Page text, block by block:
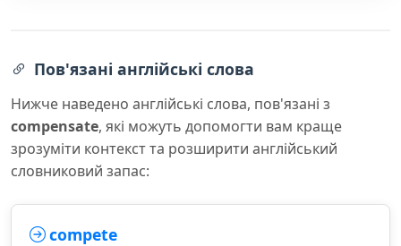
Пов'язані англійські слова
Нижче наведено англійські слова, пов'язані з
compensate, які можуть допомогти вам краще
зрозуміти контекст та розширити англійський
словниковий запас:
compete